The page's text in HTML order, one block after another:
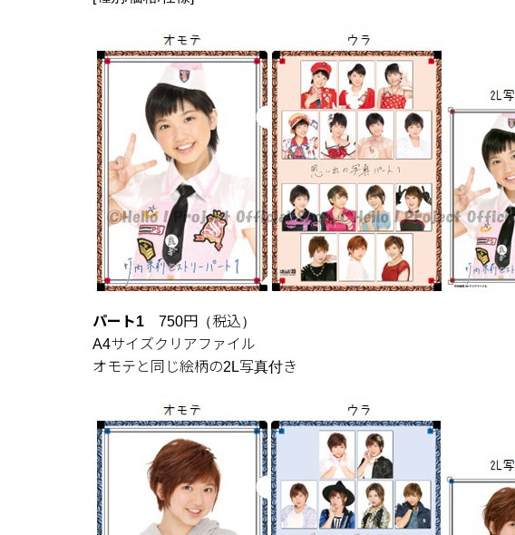
パート1 750円（税込）
A4サイズクリアファイル
オモテと同じ絵柄の2L写真付き